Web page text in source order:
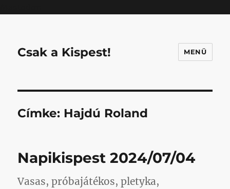
Csak a Kispest! MENÜ
Címke: Hajdú Roland
Napikispest 2024/07/04
Vasas, próbajátékos, pletyka,